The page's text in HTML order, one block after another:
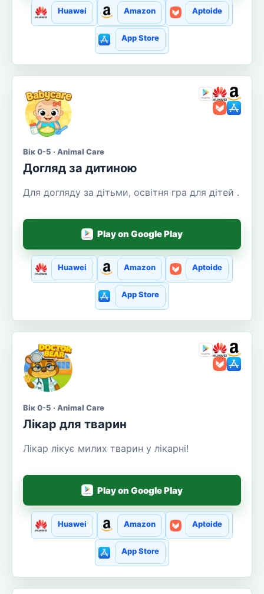
Huawei Amazon Aptoide
App Store
Вік 0-5 · Animal Care
Догляд за дитиною
Для догляду за дітьми, освітня гра для дітей .
Play on Google Play
Huawei Amazon Aptoide
App Store
Вік 0-5 · Animal Care
Лікар для тварин
Лікар лікує милих тварин у лікарні!
Play on Google Play
Huawei Amazon Aptoide
App Store